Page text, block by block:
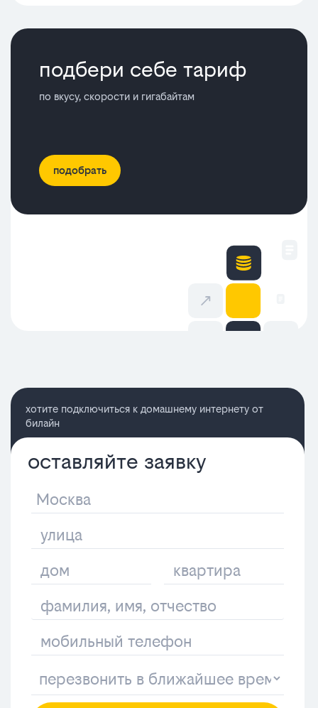
подбери себе тариф
по вкусу, скорости и гигабайтам
подобрать
хотите подключиться к домашнему интернету от
билайн
оставляйте заявку